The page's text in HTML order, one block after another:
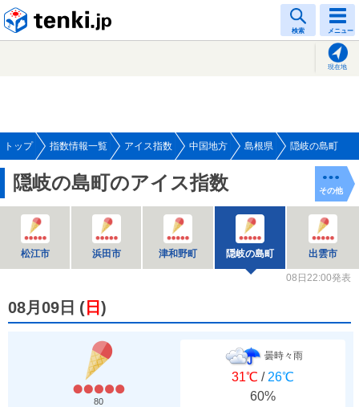
検索 メニュー
現在地
トップ 指数情報一覧 アイス指数 中国地方 島根県 隠岐の島町
隠岐の島町のアイス指数
松江市 浜田市 津和野町 隠岐の島町 出雲市
その他
08日22:00発表
08月09日 ( 日 )
80
曇時々雨
31℃ / 26℃
60%